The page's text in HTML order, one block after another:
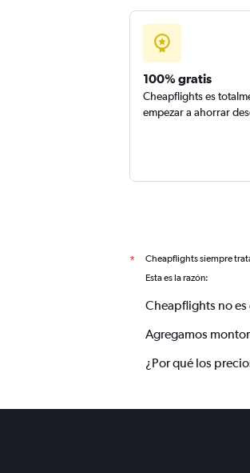
100% gratis
Cheapflights es
empezar a ahorrar
* Cheapflights siempre
Esta es la razón:
Cheapflights no
Agregamos
¿Por qué los